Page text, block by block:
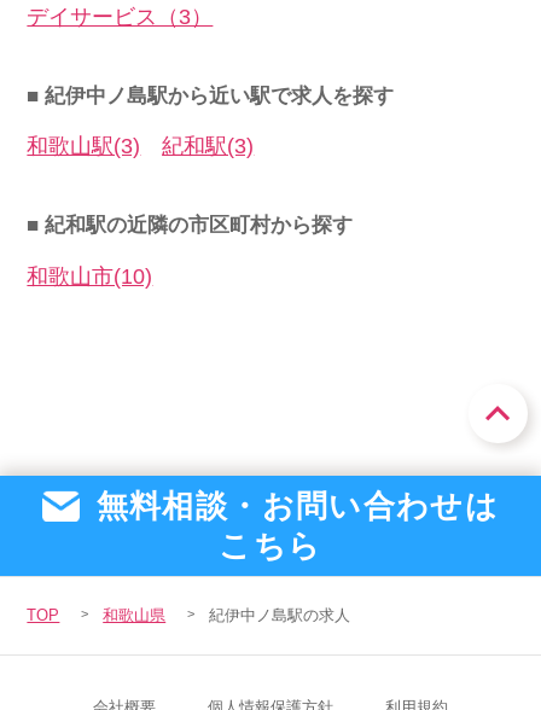
デイサービス（3）
■ 紀伊中ノ島駅から近い駅で求人を探す
和歌山駅(3) 紀和駅(3)
■ 紀和駅の近隣の市区町村から探す
和歌山市(10)
無料相談・お問い合わせは
こちら
TOP 和歌山県 紀伊中ノ島駅の求人